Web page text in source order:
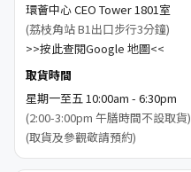
環薈中心 CEO Tower 1801室
(荔枝角站 B1出口步行3分鐘)
>>按此查閱Google 地圖<<
取貨時間
星期一至五 10:00am - 6:30pm
(2:00-3:00pm 午膳時間不設取貨)
(取貨及參觀敬請預約)